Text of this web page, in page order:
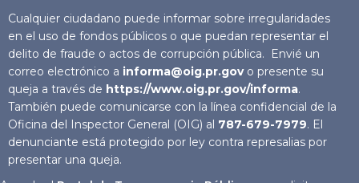
Cualquier ciudadano puede informar sobre irregularidades
en el uso de fondos públicos o que puedan representar el
delito de fraude o actos de corrupción pública. Envié un
correo electrónico a informa@oig.pr.govo presente su
queja a través de https://www.oig.pr.gov/informa.
También puede comunicarse con la línea confidencial de la
Oficina del Inspector General (OIG) al 787-679-7979. El
denunciante está protegido por ley contra represalias por
presentar una queja.